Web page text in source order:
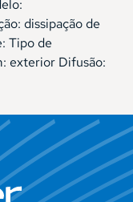
dissipação de
Tipo de
exterior Difusão: